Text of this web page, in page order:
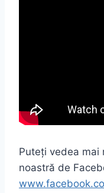
Puteți vedea mai
noastră de